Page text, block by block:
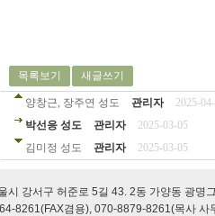
목록보기 새글쓰기
양창근, 장주연 성도 관리자
2025-
박선응 성도
관리자
2025-03-05
김미정 성도
관리자 2025-03-05
시 강서구 허준로 5길 43. 2동 가양동 광명
8261(FAX겸용), 070-8879-8261(목사 사